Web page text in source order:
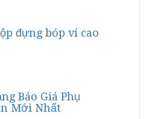
đựng bóp ví cao
Báo Giá Phụ
Mới Nhất